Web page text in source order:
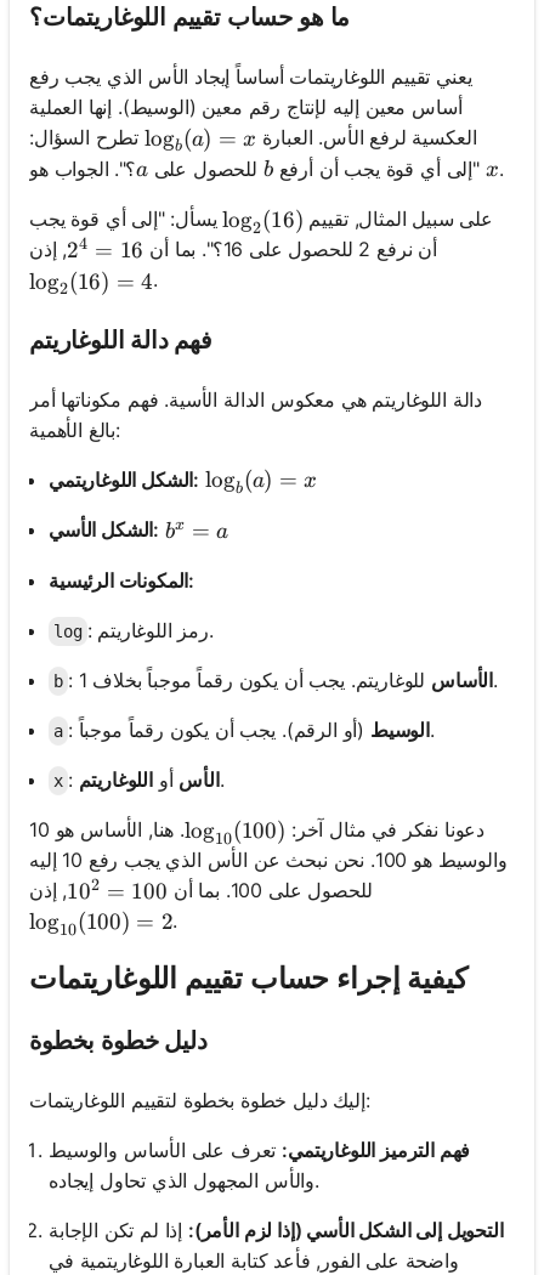
ما هو حساب تقييم اللوغاريتمات؟
يعني تقييم اللوغاريتمات أساساً إيجاد الأس الذي يجب رفع
أساس معين إليه لإنتاج رقم معين (الوسيط). إنها العملية
العكسية لرفع الأس. العبارة\log_b(a) = x
logb(a) = x
تطرح السؤال:
"إلى أي قوة يجب أن أرفعb
b للحصول علىa
a ؟". الجواب هو x
x.
على سبيل المثال, تقييم\log_2(16)
log2(16)
يسأل: "إلى أي قوة يجب
أن نرفع 2 للحصول على 16؟". بما أن
2^4 = 16
24 = 16 , إذن
\log_2(16) = 4
log2(16) = 4.
فهم دالة اللوغاريتم
دالة اللوغاريتم هي معكوس الدالة الأسية. فهم مكوناتها أمر
بالغ الأهمية:
الشكل اللوغاريتمي: \log_b(a) = x
logb(a) = x
الشكل الأسي: b^x = a
bx = a
المكونات الرئيسية:
log : رمز اللوغاريتم.
b : الأساسللوغاريتم. يجب أن يكون رقماً موجباً بخلاف 1.
a : الوسيط(أو الرقم). يجب أن يكون رقماً موجباً.
x : الأس أواللوغاريتم .
دعونا نفكر في مثال آخر:\log_{10}(100)
log10(100)
. هنا, الأساس هو 10
والوسيط هو 100. نحن نبحث عن الأس الذي يجب رفع 10 إليه
للحصول على 100. بما أن
10^2 = 100
102 = 100 , إذن
\log_{10}(100) = 2
log10(100) = 2.
كيفية إجراء حساب تقييم اللوغاريتمات
دليل خطوة بخطوة
إليك دليل خطوة بخطوة لتقييم اللوغاريتمات:
فهم الترميز اللوغاريتمي: تعرف على الأساس والوسيط
والأس المجهول الذي تحاول إيجاده.
التحويل إلى الشكل الأسي (إذا لزم الأمر): إذا لم تكن الإجابة
واضحة على الفور, فأعد كتابة العبارة اللوغاريتمية في